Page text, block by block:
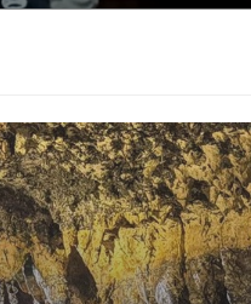
sanksi demosi